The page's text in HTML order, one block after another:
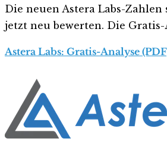
Die neuen Astera Labs-
jetzt neu bewerten. Die
Astera Labs: Gratis-Analyse